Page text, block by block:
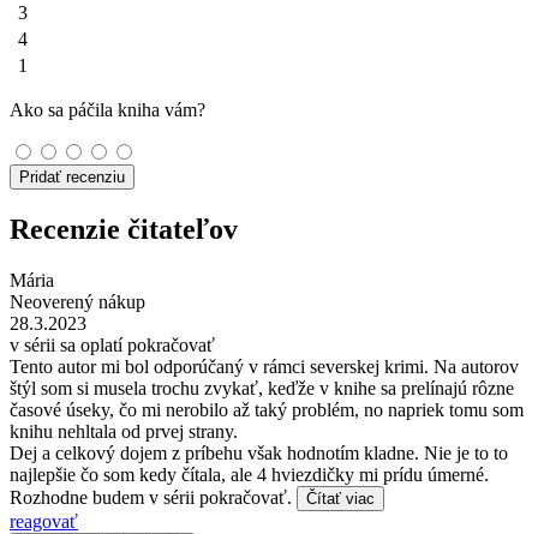
3
4
1
Ako sa páčila kniha vám?
Pridať recenziu
Recenzie čitateľov
Mária
Neoverený nákup
28.3.2023
v sérii sa oplatí pokračovať
Tento autor mi bol odporúčaný v rámci severskej krimi. Na autorov
štýl som si musela trochu zvykať, keďže v knihe sa prelínajú rôzne
časové úseky, čo mi nerobilo až taký problém, no napriek tomu som
knihu nehltala od prvej strany.
Dej a celkový dojem z príbehu však hodnotím kladne. Nie je to to
najlepšie čo som kedy čítala, ale 4 hviezdičky mi prídu úmerné.
Rozhodne budem v sérii pokračovať.
Čítať viac
reagovať